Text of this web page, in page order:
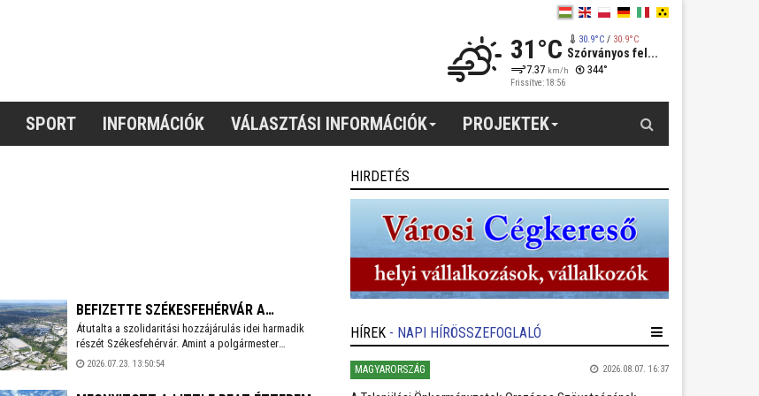
31°C 30.9°C/ 30.9°C
Szórványos fel...
7.37 km/h 344°
Frissítve: 18:56
SPORT INFORMÁCIÓK VÁLASZTÁSI INFORMÁCIÓK PROJEKTEK
BEFIZETTE SZÉKESFEHÉRVÁR A
SZOLIDARITÁSI HOZZÁJÁRULÁS
AKTUÁLIS RÉSZLETÉT
Átutalta a szolidaritási hozzájárulás idei harmadik
részét Székesfehérvár. Amint a polgármester
Facebook bejegyzésből kiderül, idén még 3,6 milliárd
2026.07.23. 13:50:54
HIRDETÉS
HÍREK - NAPI HÍRÖSSZEFOGLALÓ
MAGYARORSZÁG 2026.08.07. 16:37